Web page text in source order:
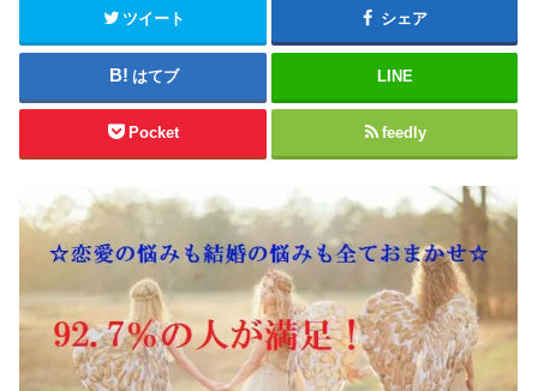
ツイート シェア
はてブ LINE
Pocket feedly